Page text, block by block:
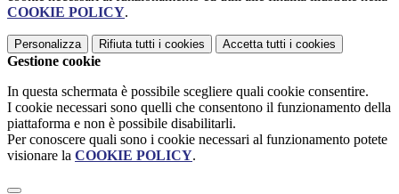
COOKIE POLICY.
Personalizza Rifiuta tutti i cookies Accetta tutti i cookies
Gestione cookie
In questa schermata è possibile scegliere quali cookie consentire.
I cookie necessari sono quelli che consentono il funzionamento della
piattaforma e non è possibile disabilitarli.
Per conoscere quali sono i cookie necessari al funzionamento potete
visionare la COOKIE POLICY.